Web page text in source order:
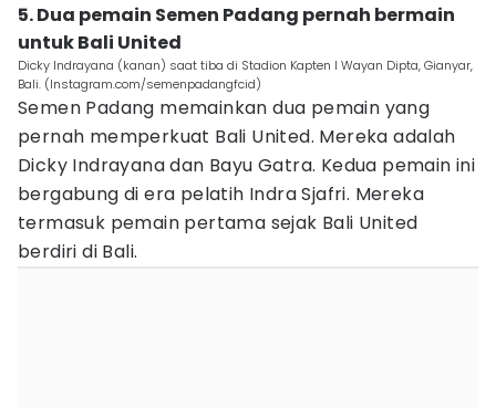
5. Dua pemain Semen Padang pernah bermain
untuk Bali United
Dicky Indrayana (kanan) saat tiba di Stadion Kapten I Wayan Dipta, Gianyar,
Bali. (Instagram.com/semenpadangfcid)
Semen Padang memainkan dua pemain yang
pernah memperkuat Bali United. Mereka adalah
Dicky Indrayana dan Bayu Gatra. Kedua pemain ini
bergabung di era pelatih Indra Sjafri. Mereka
termasuk pemain pertama sejak Bali United
berdiri di Bali.